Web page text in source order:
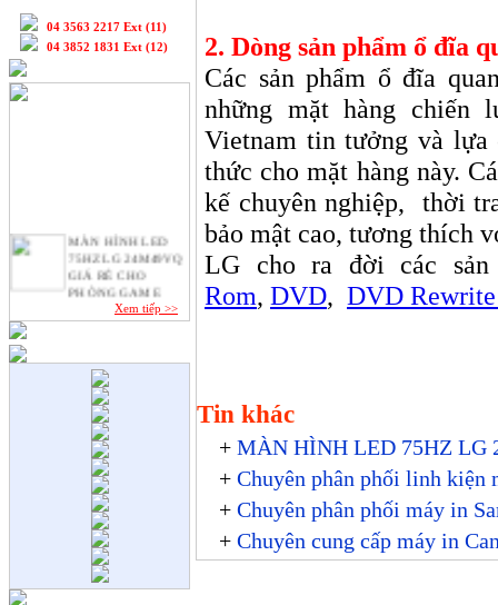
04 3563 2217 Ext (11)
04 3852 1831 Ext (12)
MÀN HÌNH LED
75HZ LG 24M49VQ
GIÁ RẺ CHO
PHÒNG GAME
Apple bán 48.000
Quy Trình SEO
website lên Top
Google.
HP giới thiệu máy tính
để bàn Stream và
Pavilion mini.
Hàng loạt Facebooker
lao đao vì trò “tri ân
khách hàng”.
Xem tiếp >>
2. Dòng sản phẩm ổ đĩa
Các sản phẩm ổ đĩa
những mặt hàng chiến
Vietnam tin tưởng và lựa
thức cho mặt hàng này.
kế chuyên nghiệp,
thời
bảo mật cao, tương thích
LG cho ra đời các
Rom, DVD, DVD
Tin khác
+ MÀN HÌNH LED 75HZ LG
+ Chuyên phân phối linh kiện
+ Chuyên phân phối máy in
+ Chuyên cung cấp máy in